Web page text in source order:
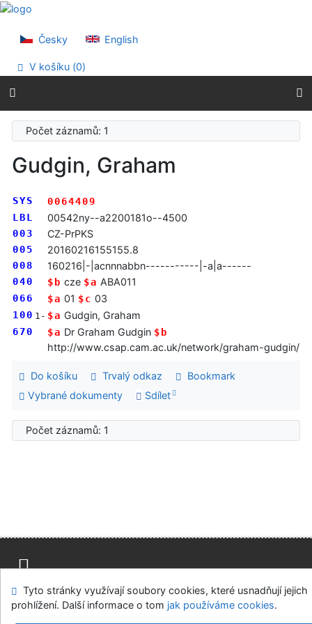
Přejít na obsah
Prohlášení o webové přístupnosti
Česky English
V košíku (0)
Počet záznamů: 1
Gudgin, Graham
SYS
0064409
LBL
00542ny--a2200181o--4500
003 CZ-PrPKS
005 20160216155155.8
008 160216|-|acnnnabbn-----------|-a|a------
040 $b cze $a ABA011
066 $a 01 $c 03
100 1- $a Gudgin, Graham
670 $a Dr Graham Gudgin $b
http://www.csap.cam.ac.uk/network/graham-gudgin/
Do košíku Trvalý odkaz
Bookmark
Vybrané dokumenty
Sdílet
Počet záznamů: 1
Mapa stránek Přístupnost
Soukromí
Modul OpenSearch
Napište nám Nastavení cookies
Tyto stránky využívají soubory cookies, které usnadňují jejich
prohlížení. Další informace o tom jak používáme cookies.